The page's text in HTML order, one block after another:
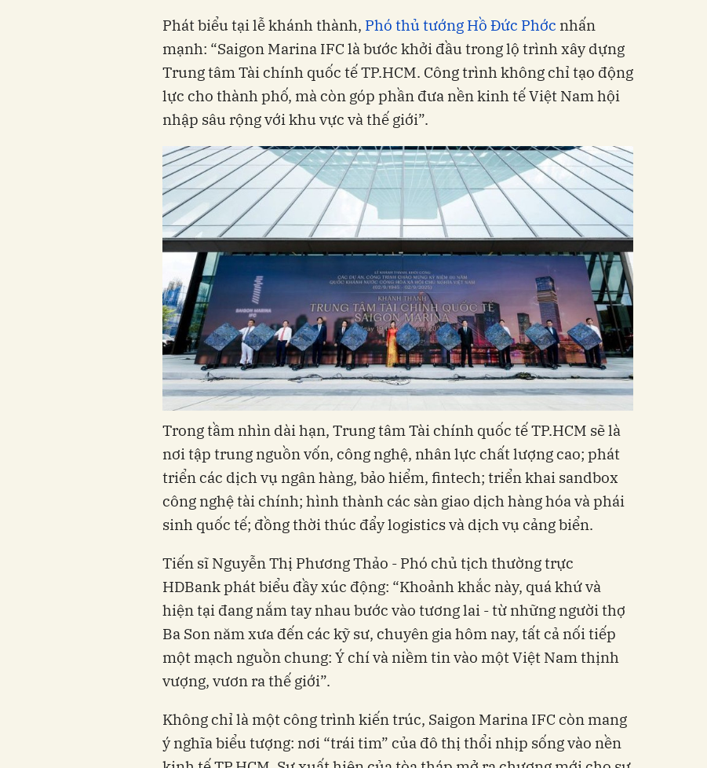
Phát biểu tại lễ khánh thành, Phó thủ tướng Hồ Đức Phớc nhấn
mạnh: “Saigon Marina IFC là bước khởi đầu trong lộ trình xây dựng
Trung tâm Tài chính quốc tế TP.HCM. Công trình không chỉ tạo động
lực cho thành phố, mà còn góp phần đưa nền kinh tế Việt Nam hội
nhập sâu rộng với khu vực và thế giới”.
Trong tầm nhìn dài hạn, Trung tâm Tài chính quốc tế TP.HCM sẽ là
nơi tập trung nguồn vốn, công nghệ, nhân lực chất lượng cao; phát
triển các dịch vụ ngân hàng, bảo hiểm, fintech; triển khai sandbox
công nghệ tài chính; hình thành các sàn giao dịch hàng hóa và phái
sinh quốc tế; đồng thời thúc đẩy logistics và dịch vụ cảng biển.
Tiến sĩ Nguyễn Thị Phương Thảo - Phó chủ tịch thường trực
HDBank phát biểu đầy xúc động: “Khoảnh khắc này, quá khứ và
hiện tại đang nắm tay nhau bước vào tương lai - từ những người thợ
Ba Son năm xưa đến các kỹ sư, chuyên gia hôm nay, tất cả nối tiếp
một mạch nguồn chung: Ý chí và niềm tin vào một Việt Nam thịnh
vượng, vươn ra thế giới”.
Không chỉ là một công trình kiến trúc, Saigon Marina IFC còn mang
ý nghĩa biểu tượng: nơi “trái tim” của đô thị thổi nhịp sống vào nền